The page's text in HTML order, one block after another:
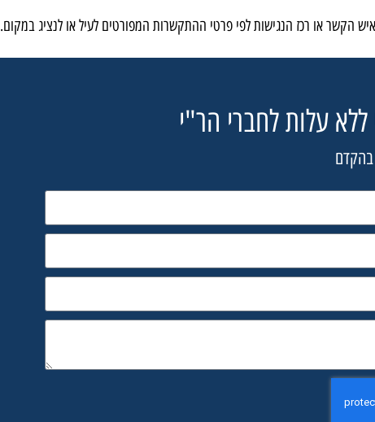
הקשר או רכז הנגישות לפי פרטי ההתקשרות המפורטים לעיל או לנציג במקום.
ללא עלות לחברי הר"י
בהקדם